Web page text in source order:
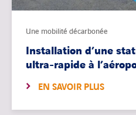
Une mobilité décarbonée
Installation d’une
ultra-rapide à
EN SAVOIR PLUS